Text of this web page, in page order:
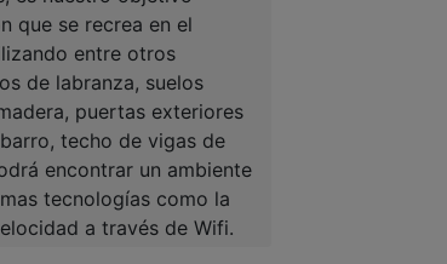
que se recrea en el
entre otros
de labranza, suelos
puertas exteriores
techo de vigas de
encontrar un ambiente
tecnologías como la
a través de Wifi.